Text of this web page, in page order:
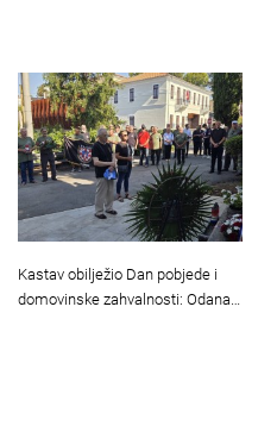
Kastav obilježio Dan pobjede i
domovinske zahvalnosti: Odana…